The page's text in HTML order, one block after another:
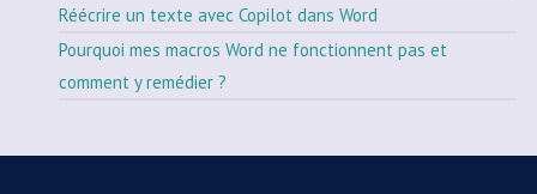
Réécrire un texte avec Copilot dans Word
Pourquoi mes macros Word ne fonctionnent pas et
comment y remédier ?